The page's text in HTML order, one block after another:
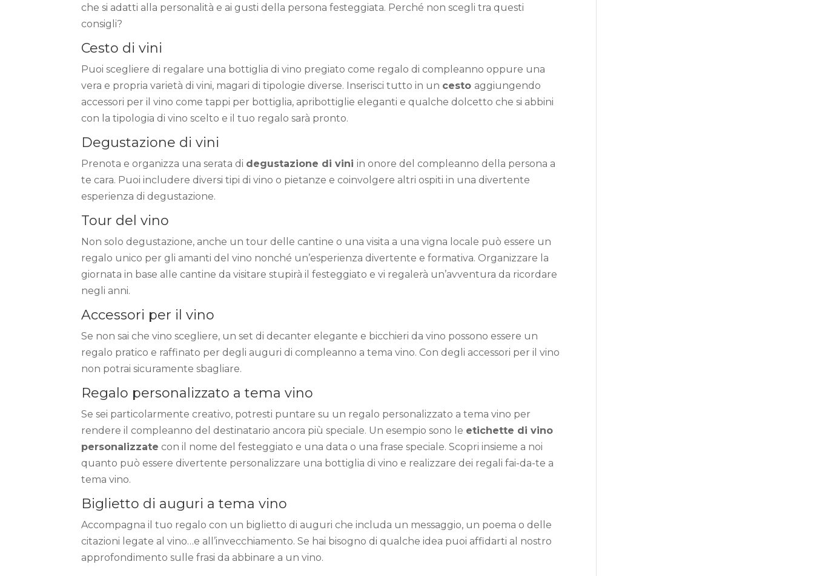
che si adatti alla personalità e ai gusti della persona festeggiata. Perché non scegli tra questi
consigli?
Cesto di vini
Puoi scegliere di regalare una bottiglia di vino pregiato come regalo di compleanno oppure una
vera e propria varietà di vini, magari di tipologie diverse. Inserisci tutto in un cesto aggiungendo
accessori per il vino come tappi per bottiglia, apribottiglie eleganti e qualche dolcetto che si abbini
con la tipologia di vino scelto e il tuo regalo sarà pronto.
Degustazione di vini
Prenota e organizza una serata di degustazione di viniin onore del compleanno della persona a
te cara. Puoi includere diversi tipi di vino o pietanze e coinvolgere altri ospiti in una divertente
esperienza di degustazione.
Tour del vino
Non solo degustazione, anche un tour delle cantine o una visita a una vigna locale può essere un
regalo unico per gli amanti del vino nonché un’esperienza divertente e formativa. Organizzare la
giornata in base alle cantine da visitare stupirà il festeggiato e vi regalerà un’avventura da ricordare
negli anni.
Accessori per il vino
Se non sai che vino scegliere, un set di decanter elegante e bicchieri da vino possono essere un
regalo pratico e raffinato per degli auguri di compleanno a tema vino. Con degli accessori per il vino
non potrai sicuramente sbagliare.
Regalo personalizzato a tema vino
Se sei particolarmente creativo, potresti puntare su un regalo personalizzato a tema vino per
rendere il compleanno del destinatario ancora più speciale. Un esempio sono le etichette di vino
personalizzate con il nome del festeggiato e una data o una frase speciale. Scopri insieme a noi
quanto può essere divertente personalizzare una bottiglia di vino e realizzare dei regali fai-da-te a
tema vino.
Biglietto di auguri a tema vino
Accompagna il tuo regalo con un biglietto di auguri che includa un messaggio, un poema o delle
citazioni legate al vino…e all’invecchiamento. Se hai bisogno di qualche idea puoi affidarti al nostro
approfondimento sullefrasi da abbinare a un vino.